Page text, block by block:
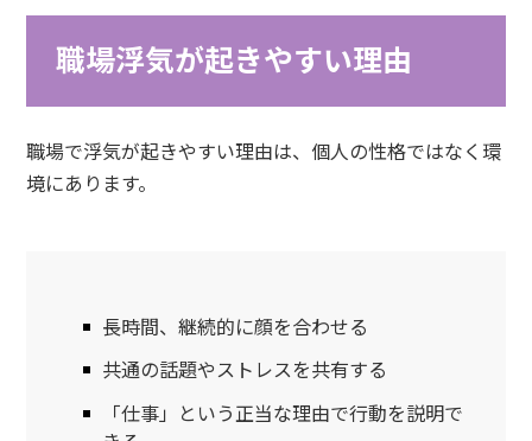
職場浮気が起きやすい理由
職場で浮気が起きやすい理由は、個人の性格ではなく環
境にあります。
長時間、継続的に顔を合わせる
共通の話題やストレスを共有する
「仕事」という正当な理由で行動を説明で